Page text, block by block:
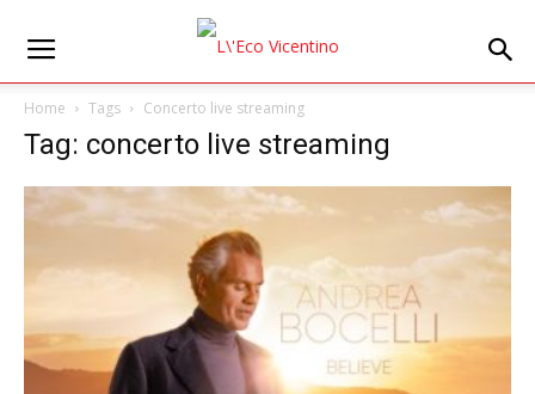
Home Tags Concerto live streaming
Tag: concerto live streaming